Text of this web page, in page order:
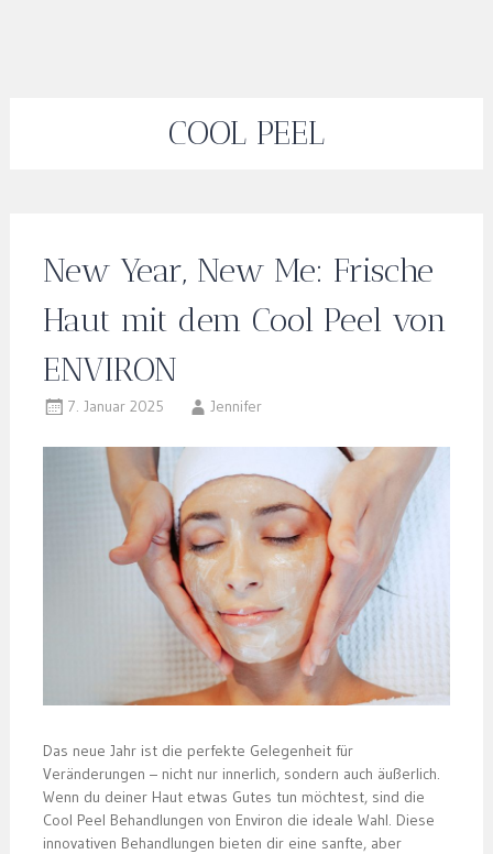
COOL PEEL
New Year, New Me: Frische
Haut mit dem Cool Peel von
ENVIRON
7. Januar 2025 Jennifer
Das neue Jahr ist die perfekte Gelegenheit für
Veränderungen – nicht nur innerlich, sondern auch äußerlich.
Wenn du deiner Haut etwas Gutes tun möchtest, sind die
Cool Peel Behandlungen von Environ die ideale Wahl. Diese
innovativen Behandlungen bieten dir eine sanfte, aber